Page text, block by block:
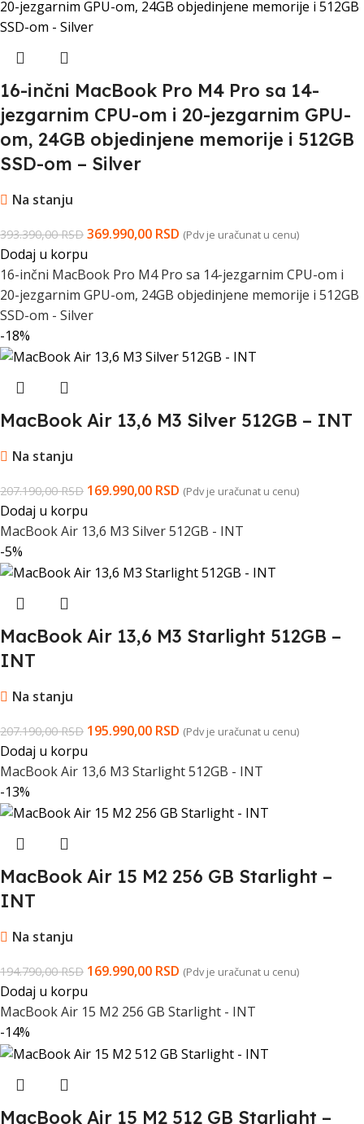
16-inčni MacBook Pro M4 Pro sa 14-
jezgarnim CPU-om i 20-jezgarnim GPU-
om, 24GB objedinjene memorije i 512GB
SSD-om – Silver
Na stanju
393.390,00RSD 369.990,00 RSD (Pdv je uračunat u cenu)
Dodaj u korpu
16-inčni MacBook Pro M4 Pro sa 14-jezgarnim CPU-om i
20-jezgarnim GPU-om, 24GB objedinjene memorije i 512GB
SSD-om - Silver
-18%
MacBook Air 13,6 M3 Silver 512GB – INT
Na stanju
207.190,00RSD 169.990,00 RSD (Pdv je uračunat u cenu)
Dodaj u korpu
MacBook Air 13,6 M3 Silver 512GB - INT
-5%
MacBook Air 13,6 M3 Starlight 512GB –
INT
Na stanju
207.190,00RSD 195.990,00 RSD (Pdv je uračunat u cenu)
Dodaj u korpu
MacBook Air 13,6 M3 Starlight 512GB - INT
-13%
MacBook Air 15 M2 256 GB Starlight –
INT
Na stanju
194.790,00RSD 169.990,00 RSD (Pdv je uračunat u cenu)
Dodaj u korpu
MacBook Air 15 M2 256 GB Starlight - INT
-14%
MacBook Air 15 M2 512 GB Starlight –